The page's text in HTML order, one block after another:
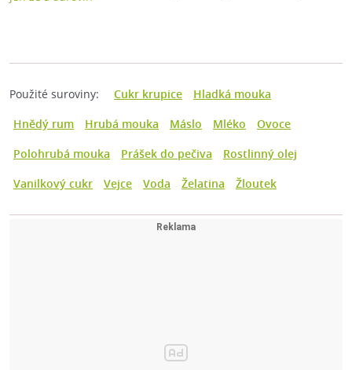
Použité suroviny: Cukr krupice
Hladká mouka
Hnědý rum
Hrubá mouka Máslo Mléko
Ovoce
Polohrubá mouka
Prášek do pečiva
Rostlinný olej
Vanilkový cukr
Vejce Voda Želatina Žloutek